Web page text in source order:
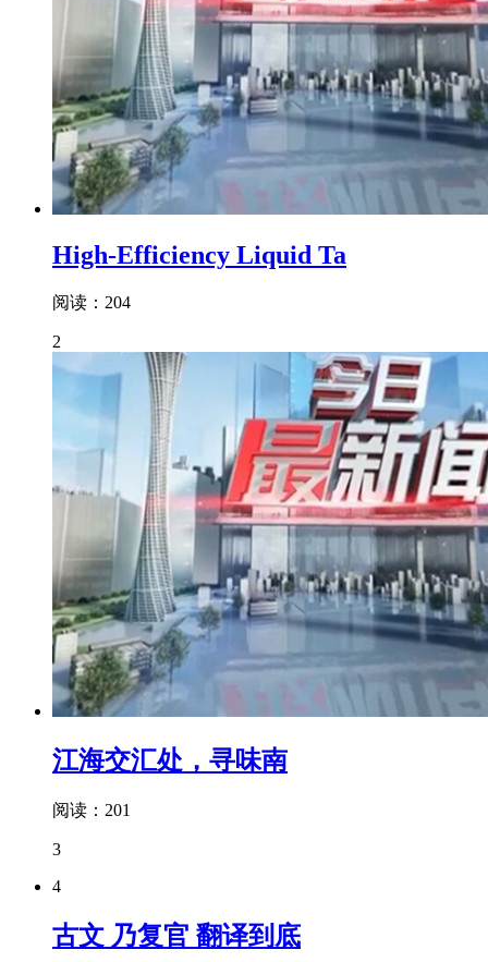
High-Efficiency Liquid Ta
阅读：204
2
江海交汇处，寻味南
阅读：201
3
4
古文 乃复官 翻译到底